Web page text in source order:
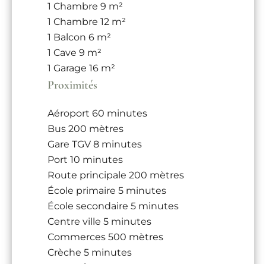
1 Chambre 9 m²
1 Chambre 12 m²
1 Balcon 6 m²
1 Cave 9 m²
1 Garage 16 m²
Proximités
Aéroport 60 minutes
Bus 200 mètres
Gare TGV 8 minutes
Port 10 minutes
Route principale 200 mètres
École primaire 5 minutes
École secondaire 5 minutes
Centre ville 5 minutes
Commerces 500 mètres
Crèche 5 minutes